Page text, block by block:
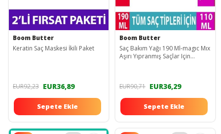
Boom Butter
Keratin Saç Maskesi İkili Paket
EUR92,23 EUR36,89
Sepete Ekle
Boom Butter
Saç Bakım Yağı 190 Ml-magıc Mıx
Aşırı Yıpranmış Saçlar Için
EUR90,71 EUR36,29
Sepete Ekle